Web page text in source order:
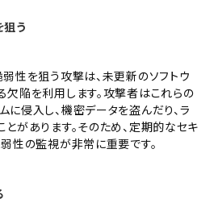
狙う
弱性を狙う攻撃は、未更新のソフトウ
欠陥を利用します。攻撃者はこれらの
に侵入し、機密データを盗んだり、ラ
とがあります。そのため、定期的なセキ
弱性の監視が非常に重要です。